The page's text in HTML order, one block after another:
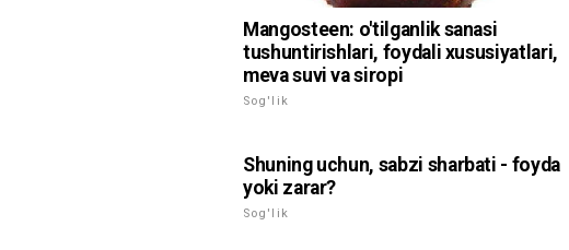
Mangosteen: o'tilganlik sanasi
tushuntirishlari, foydali xususiyatlari,
meva suvi va siropi
Sog'lik
Shuning uchun, sabzi sharbati - foyda
yoki zarar?
Sog'lik